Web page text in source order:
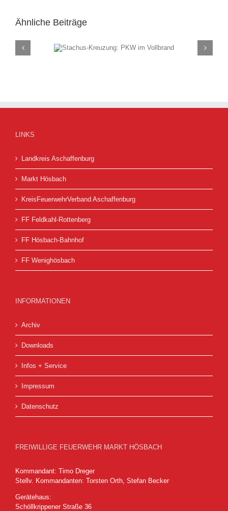
Ähnliche Beiträge
PKW im
LINKS
Landkreis Aschaffenburg
Markt Hösbach
KreisFeuerwehrVerband Aschaffenburg
FF Feldkahl-Rottenberg
FF Hösbach-Bahnhof
FF Wenighösbach
INFORMATIONEN
Archiv
Downloads
Infos + Service
Impressum
Datenschutz
FREIWILLIGE FEUERWEHR MARKT HÖSBACH
Kommandant: Timo Dreger
Stellv. Kommandanten: Torsten Orth, Stefan Becker
Gerätehaus:
Schöllkrippener Straße 36